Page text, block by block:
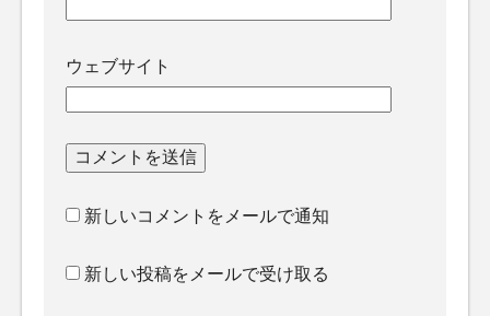
ウェブサイト
新しいコメントをメールで通知
新しい投稿をメールで受け取る